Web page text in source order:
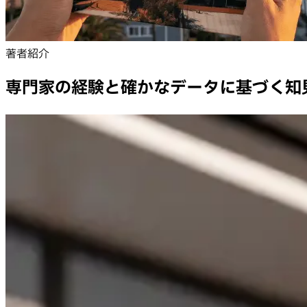
著者紹介
専門家の経験と確かなデータに基づく知